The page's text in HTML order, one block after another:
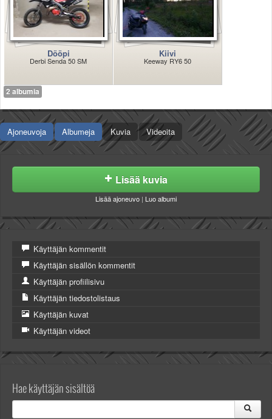
Valitse paikkakunta
Helsingin sää
Tampereen sää
Turun sää
Oulun sää
Rovaniemen sää
MUUT
VIP-jäsenyys
Paidat ja vaatteet
Suunnittele oma paita
Mainostus
Kevytversio
Dööpi
Derbi Senda 50 SM
Kiivi
Keeway RY6 50
2 albumia
Ajoneuvoja Albumeja Kuvia Videoita
Lisää kuvia
Lisää ajoneuvo | Luo albumi
Käyttäjän kommentit
Käyttäjän sisällön kommentit
Käyttäjän profiilisivu
Käyttäjän tiedostolistaus
Käyttäjän kuvat
Käyttäjän videot
Hae käyttäjän sisältöä